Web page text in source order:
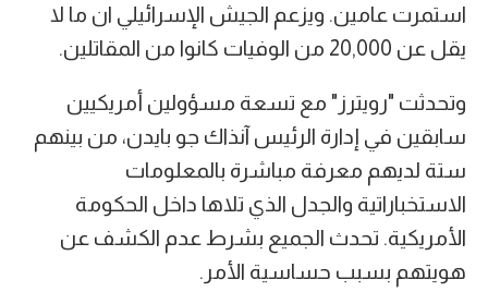
استمرت عامين. ويزعم الجيش الإسرائيلي ان ما لا
يقل عن 20,000 من الوفيات كانوا من المقاتلين.
وتحدثت "رويترز" مع تسعة مسؤولين أمريكيين
سابقين في إدارة الرئيس آنذاك جو بايدن، من بينهم
ستة لديهم معرفة مباشرة بالمعلومات
الاستخباراتية والجدل الذي تلاها داخل الحكومة
الأمريكية. تحدث الجميع بشرط عدم الكشف عن
هويتهم بسبب حساسية الأمر.